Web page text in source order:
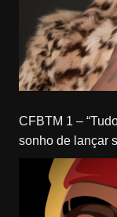
CFBTM 1 – “Tudo Aconteceu”: MC Du Black realiza
sonho de lançar